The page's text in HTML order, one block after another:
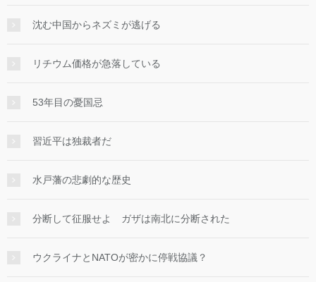
沈む中国からネズミが逃げる
リチウム価格が急落している
53年目の憂国忌
習近平は独裁者だ
水戸藩の悲劇的な歴史
分断して征服せよ ガザは南北に分断された
ウクライナとNATOが密かに停戦協議？